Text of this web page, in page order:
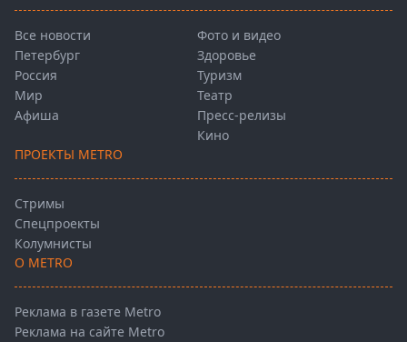
Все новости
Петербург
Россия
Мир
Афиша
Фото и видео
Здоровье
Туризм
Театр
Пресс-релизы
Кино
ПРОЕКТЫ METRO
Стримы
Спецпроекты
Колумнисты
О METRO
Реклама в газете Metro
Реклама на сайте Metro